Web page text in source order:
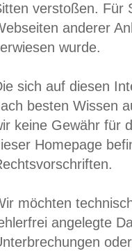
verstoßen. Für
anderer
wurde.
sich auf diesen
besten Wissen
keine Gewähr für
Homepage
möchten
angelegte